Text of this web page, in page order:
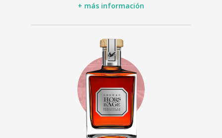
+ más información